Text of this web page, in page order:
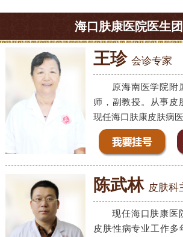
海口肤康医院医生
王珍 会诊专家
原海南医学院附
师，副教授。从事皮
现任海口肤康皮肤病
陈武林 皮肤科
现任海口肤康医
皮肤性病专业工作多